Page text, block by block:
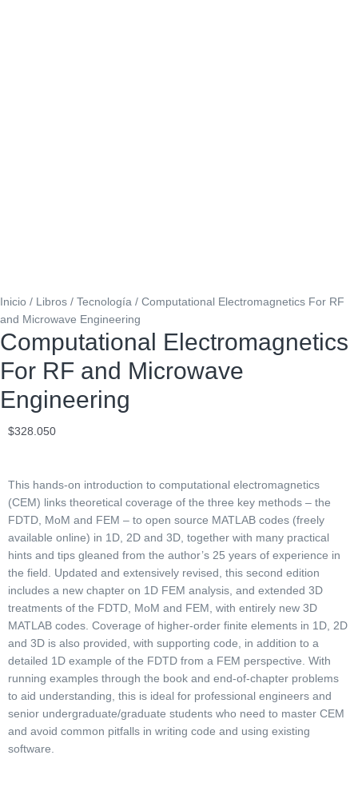
Inicio / Libros / Tecnología / Computational Electromagnetics For RF
and Microwave Engineering
Computational Electromagnetics
For RF and Microwave
Engineering
$328.050
This hands-on introduction to computational electromagnetics
(CEM) links theoretical coverage of the three key methods – the
FDTD, MoM and FEM – to open source MATLAB codes (freely
available online) in 1D, 2D and 3D, together with many practical
hints and tips gleaned from the author’s 25 years of experience in
the field. Updated and extensively revised, this second edition
includes a new chapter on 1D FEM analysis, and extended 3D
treatments of the FDTD, MoM and FEM, with entirely new 3D
MATLAB codes. Coverage of higher-order finite elements in 1D, 2D
and 3D is also provided, with supporting code, in addition to a
detailed 1D example of the FDTD from a FEM perspective. With
running examples through the book and end-of-chapter problems
to aid understanding, this is ideal for professional engineers and
senior undergraduate/graduate students who need to master CEM
and avoid common pitfalls in writing code and using existing
software.